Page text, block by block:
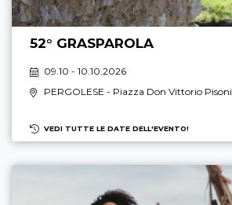
52° GRASPAROLA
09.10 - 10.10.2026
PERGOLESE - Piazza Don Vittorio Pisoni
VEDI TUTTE LE DATE DELL'EVENTO!